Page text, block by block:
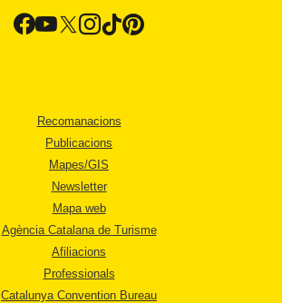
Recomanacions
Publicacions
Mapes/GIS
Newsletter
Mapa web
Agència Catalana de Turisme
Afiliacions
Professionals
Catalunya Convention Bureau